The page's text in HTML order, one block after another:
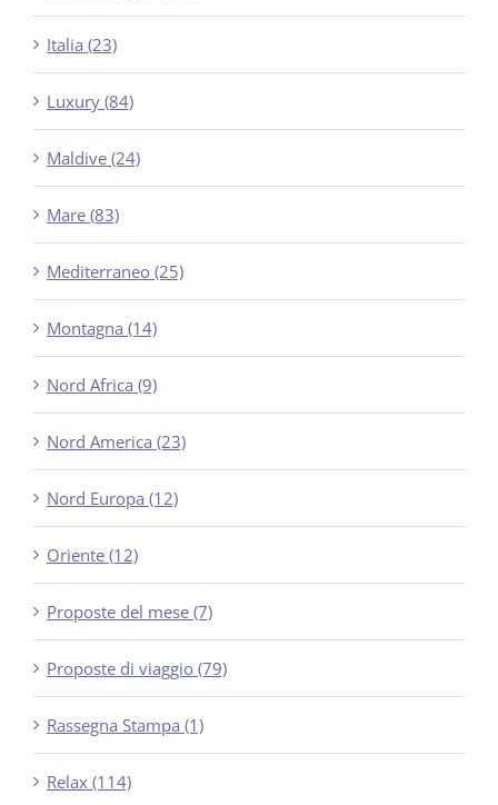
Italia (23)
Luxury (84)
Maldive (24)
Mare (83)
Mediterraneo (25)
Montagna (14)
Nord Africa (9)
Nord America (23)
Nord Europa (12)
Oriente (12)
Proposte del mese (7)
Proposte di viaggio (79)
Rassegna Stampa (1)
Relax (114)